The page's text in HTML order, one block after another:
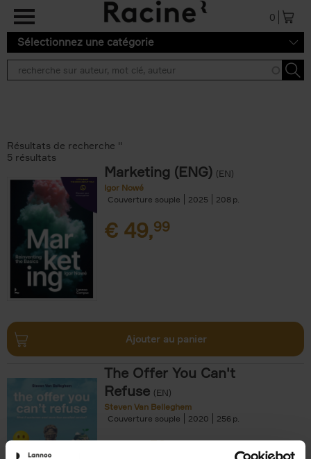
Aller au contenu principal
0
Sélectionnez une catégorie
Résultats de recherche ''
5 résultats
Marketing (ENG) (EN)
Igor Nowé
Couverture souple
2025 208
€ 49,99
Ajouter au panier
The Offer You Can't
Refuse (EN)
Steven Van Belleghem
Couverture souple
2020 256
€37,50